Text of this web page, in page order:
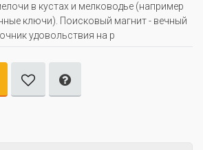
в кустах и мелководье (например
ключи). Поисковый магнит - вечный
удовольствия на р